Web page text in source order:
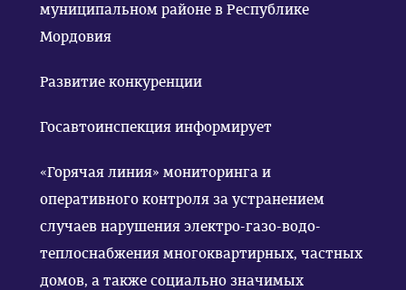
муниципальном районе в Республике
Мордовия
Развитие конкуренции
Госавтоинспекция информирует
«Горячая линия» мониторинга и
оперативного контроля за устранением
случаев нарушения электро-газо-водо-
теплоснабжения многоквартирных, частных
домов, а также социально значимых